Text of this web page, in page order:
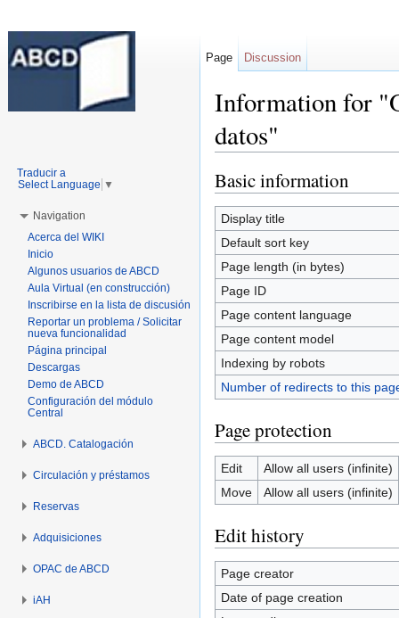
Information for
datos"
Basic information
Display title
Default sort key
Page length (in bytes)
Page ID
Page content language
Page content model
Indexing by robots
Number of redirects to this
Page protection
Edit
Allow all users (infinite)
Move
Allow all users (infinite)
Edit history
Page creator
Date of page creation
Page Discussion
Traducir a
Select Language ▼
Navigation
Acerca del WIKI
Inicio
Algunos usuarios de ABCD
Aula Virtual (en construcción)
Inscribirse en la lista de discusión
Reportar un problema / Solicitar
nueva funcionalidad
Página principal
Descargas
Demo de ABCD
Configuración del módulo
Central
ABCD. Catalogación
Circulación y préstamos
Reservas
Adquisiciones
OPAC de ABCD
iAH